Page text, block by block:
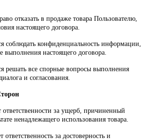
отказать в продаже товара Пользователю,
настоящего договора.
соблюдать конфиденциальность информации,
выполнения настоящего договора.
решать все спорные вопросы выполнения
и согласования.
ответственности за ущерб, причиненный
ненадлежащего использования товара.
ответственность за достоверность и